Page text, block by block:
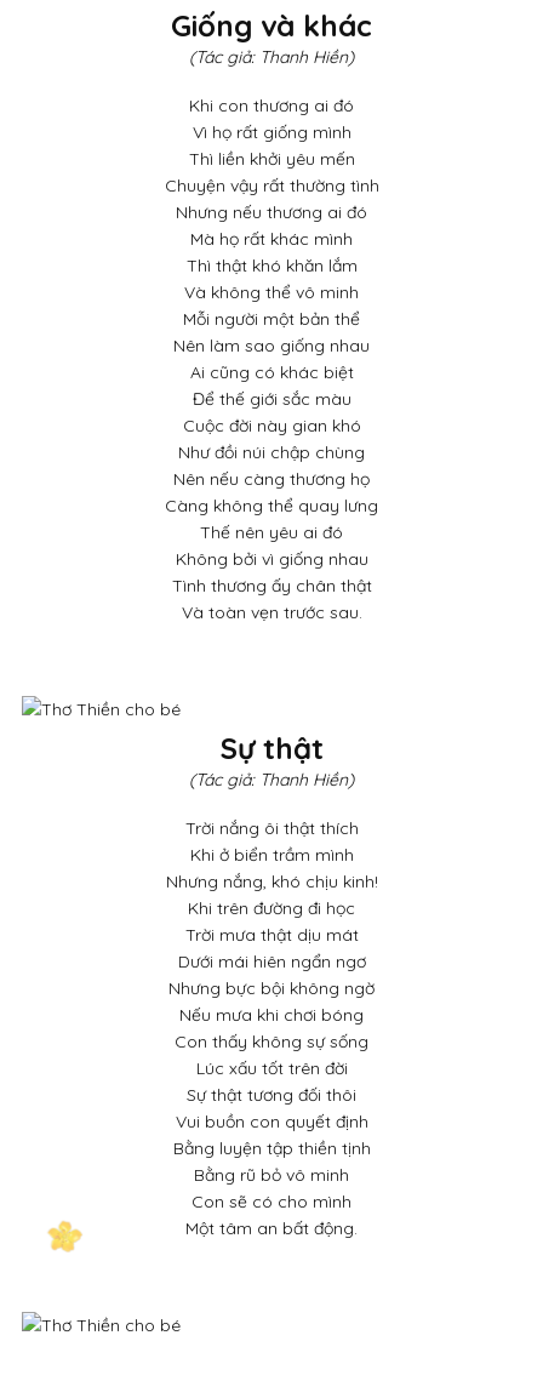
Giống và khác
(Tác giả: Thanh Hiền)
Khi con thương ai đó
Vì họ rất giống mình
Thì liền khởi yêu mến
Chuyện vậy rất thường tình
Nhưng nếu thương ai đó
Mà họ rất khác mình
Thì thật khó khăn lắm
Và không thể vô minh
Mỗi người một bản thể
Nên làm sao giống nhau
Ai cũng có khác biệt
Để thế giới sắc màu
Cuộc đời này gian khó
Như đồi núi chập chùng
Nên nếu càng thương họ
Càng không thể quay lưng
Thế nên yêu ai đó
Không bởi vì giống nhau
Tình thương ấy chân thật
Và toàn vẹn trước sau.
Sự thật
(Tác giả: Thanh Hiền)
Trời nắng ôi thật thích
Khi ở biển trầm mình
Nhưng nắng, khó chịu kinh!
Khi trên đường đi học
Trời mưa thật dịu mát
Dưới mái hiên ngẩn ngơ
Nhưng bực bội không ngờ
Nếu mưa khi chơi bóng
Con thấy không sự sống
Lúc xấu tốt trên đời
Sự thật tương đối thôi
Vui buồn con quyết định
Bằng luyện tập thiền tịnh
Bằng rũ bỏ vô minh
Con sẽ có cho mình
Một tâm an bất động.